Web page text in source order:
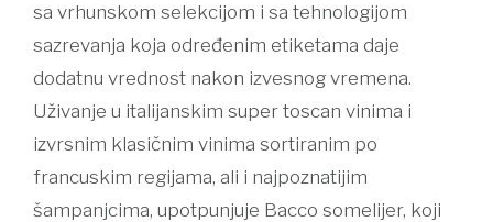
sa vrhunskom selekcijom i sa tehnologijom
sazrevanja koja određenim etiketama daje
dodatnu vrednost nakon izvesnog vremena.
Uživanje u italijanskim super toscan vinima i
izvrsnim klasičnim vinima sortiranim po
francuskim regijama, ali i najpoznatijim
šampanjcima, upotpunjuje Bacco somelijer, koji